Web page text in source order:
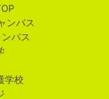
ンパス
パス
学校